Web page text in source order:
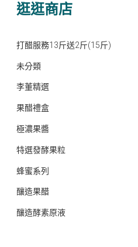
逛逛商店
打醋服務13斤送2斤(15斤)
未分類
李董精選
果醋禮盒
極濃果醬
特選發酵果粒
蜂蜜系列
釀造果醋
釀造酵素原液